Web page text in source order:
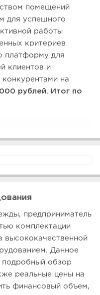
помещений
для успешного
работы
критериев
платформу для
клиентов и
на
рублей. Итог по
предприниматель
комплектации
высококачественной
Данное
подробный обзор
реальные цены на
финансовый объем,